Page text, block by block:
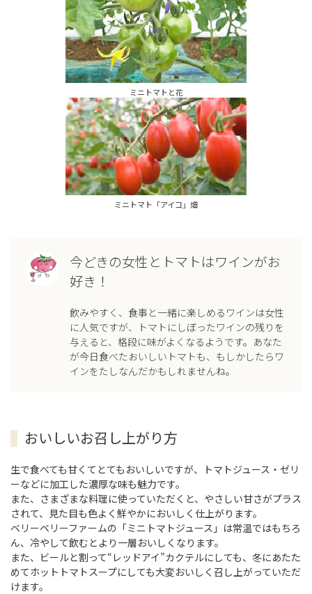
ミニトマトと花
ミニトマト「アイコ」畑
今どきの女性とトマトはワインがお
好き！
飲みやすく、食事と一緒に楽しめるワインは女性
に人気ですが、トマトにしぼったワインの残りを
与えると、格段に味がよくなるようです。あなた
が今日食べたおいしいトマトも、もしかしたらワ
インをたしなんだかもしれませんね。
おいしいお召し上がり方
生で食べても甘くてとてもおいしいですが、トマトジュース・ゼリ
ーなどに加工した濃厚な味も魅力です。
また、さまざまな料理に使っていただくと、やさしい甘さがプラス
されて、見た目も色よく鮮やかにおいしく仕上がります。
ベリーベリーファームの「ミニトマトジュース」は常温ではもちろ
ん、冷やして飲むとより一層おいしくなります。
また、ビールと割って“レッドアイ”カクテルにしても、冬にあたた
めてホットトマトスープにしても大変おいしく召し上がっていただ
けます。